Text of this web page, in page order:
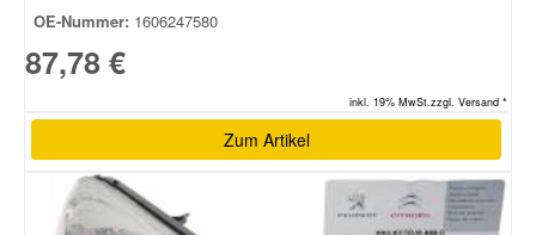
OE-Nummer: 1606247580
87,78 €
inkl. 19% MwSt.zzgl. Versand *
Zum Artikel